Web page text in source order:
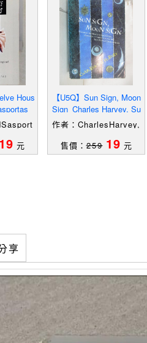
Hous
19 元
【U5Q】Sun Sign, Moon
Sign_Charles Harvey, Su
zi Harvey
作者：CharlesHarvey,
售價：259 19 元
享